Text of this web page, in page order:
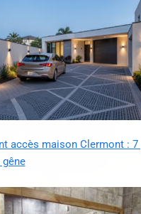
accès maison Clermont :